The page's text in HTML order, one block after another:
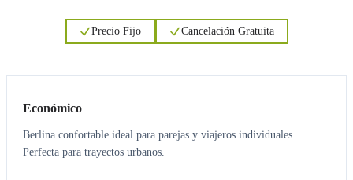
Precio Fijo Cancelación Gratuita
Económico
Berlina confortable ideal para parejas y viajeros individuales.
Perfecta para trayectos urbanos.